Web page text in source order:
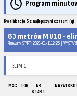
Program
Kwalifikacje: 5 z najlepszymi czasami (q)
60 metrów M U10 -
Planowany START: 2025-01-11 12:25 |
MSC TOR
NR
START
NAZWISKO